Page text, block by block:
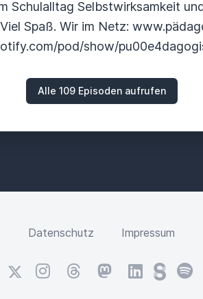
Schulalltag Selbstwirksamkeit
Spaß. Wir im Netz:
pod/show/
Alle 109 Episoden aufrufen
Datenschutz Impressum
X InstagramThreadsMastodonLinkedInSteady